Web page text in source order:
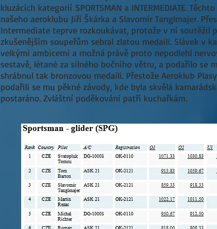
kluzácích kategorií SPORTSMAN a INTERMEDIATE.
našeho aeroklubu Jiří Škárka a Slavomír Tanglmajer.
Intermediate teprve rozkoukávat, protože v ní soutěžil
zkušenějším soupeřům sebral zlatou medaili. Slávek v
velkými ambicemi a možná právě proto nepodlehl
sestavě, létané za silného bočního větru, a podařilo se
shrábnul tak bronzovou medaili. Přestože Aeroklub
podařili se mu pěkné závody, kde byla skvělá
postaráno. Zvláštní poděkování patří kuchařkám.